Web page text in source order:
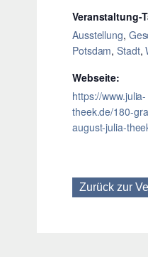
Veranstaltung-
Ausstellung,
Potsdam,Stadt,
Webseite:
https://www.julia-
theek.de/180-
august-julia-
Zurück zur